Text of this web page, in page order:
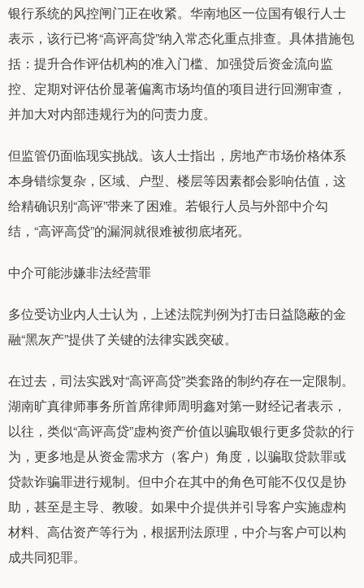
银行系统的风控闸门正在收紧。华南地区一位国有银行人士
表示，该行已将“高评高贷”纳入常态化重点排查。具体措施包
括：提升合作评估机构的准入门槛、加强贷后资金流向监
控、定期对评估价显著偏离市场均值的项目进行回溯审查，
并加大对内部违规行为的问责力度。
但监管仍面临现实挑战。该人士指出，房地产市场价格体系
本身错综复杂，区域、户型、楼层等因素都会影响估值，这
给精确识别“高评”带来了困难。若银行人员与外部中介勾
结，“高评高贷”的漏洞就很难被彻底堵死。
中介可能涉嫌非法经营罪
多位受访业内人士认为，上述法院判例为打击日益隐蔽的金
融“黑灰产”提供了关键的法律实践突破。
在过去，司法实践对“高评高贷”类套路的制约存在一定限制。
湖南旷真律师事务所首席律师周明鑫对第一财经记者表示，
以往，类似“高评高贷”虚构资产价值以骗取银行更多贷款的行
为，更多地是从资金需求方（客户）角度，以骗取贷款罪或
贷款诈骗罪进行规制。但中介在其中的角色可能不仅仅是协
助，甚至是主导、教唆。如果中介提供并引导客户实施虚构
材料、高估资产等行为，根据刑法原理，中介与客户可以构
成共同犯罪。